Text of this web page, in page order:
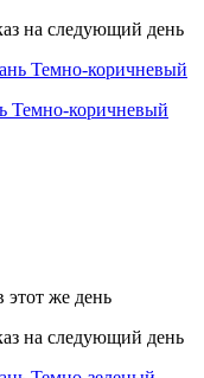
на следующий день
Темно-коричневый
этот же день
на следующий день